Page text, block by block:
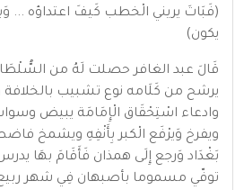
(فَبَاتَ يريني الْخطب كَيفَ اعتداؤه ...
يكون)
قَالَ عبد الغافر حصلت لَهُ من
يرشح من كَلَامه نوع تشبيب بالخلافة
وادعاء اسْتِحْقَاق الْإِمَامَة يبيض
ويفرخ وَيرْفَع الْكبر بِأَنْفِهِ ويشمخ
بَغْدَاد وَرجع إِلَى همذان فَأَقَامَ بهَا
توفّي مسموما بأصبهان فِي شهر